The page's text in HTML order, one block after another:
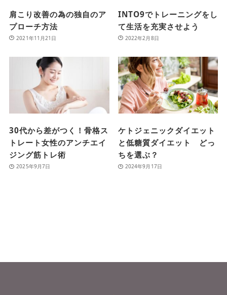
肩こり改善の為の独自のア
プローチ方法
2021年11月21日
INTO9でトレーニングをし
て生活を充実させよう
2022年2月8日
30代から差がつく！骨格ス
トレート女性のアンチエイ
ジング筋トレ術
2025年9月7日
ケトジェニックダイエット
と低糖質ダイエット どっ
ちを選ぶ？
2024年9月17日